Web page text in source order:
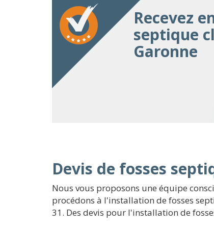
Recevez
septique
Garonne
Devis de fosses
Nous vous proposons une équipe
procédons à l'installation de fosses
31. Des devis pour l'installation de